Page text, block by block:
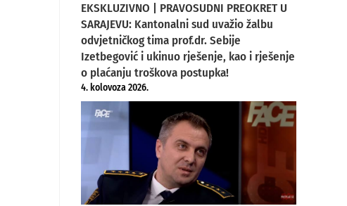
EKSKLUZIVNO | PRAVOSUDNI PREOKRET U
SARAJEVU: Kantonalni sud uvažio žalbu
odvjetničkog tima prof.dr. Sebije
Izetbegović i ukinuo rješenje, kao i rješenje
o plaćanju troškova postupka!
4. kolovoza 2026.